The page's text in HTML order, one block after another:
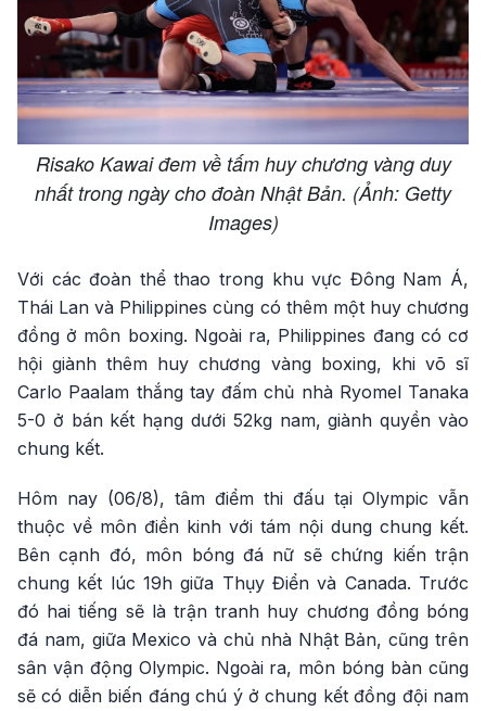
Risako Kawai đem về tấm huy chương vàng duy
nhất trong ngày cho đoàn Nhật Bản. (Ảnh: Getty
Images)
Với các đoàn thể thao trong khu vực Đông Nam Á,
Thái Lan và Philippines cùng có thêm một huy chương
đồng ở môn boxing. Ngoài ra, Philippines đang có cơ
hội giành thêm huy chương vàng boxing, khi võ sĩ
Carlo Paalam thắng tay đấm chủ nhà Ryomel Tanaka
5-0 ở bán kết hạng dưới 52kg nam, giành quyền vào
chung kết.
Hôm nay (06/8), tâm điểm thi đấu tại Olympic vẫn
thuộc về môn điền kinh với tám nội dung chung kết.
Bên cạnh đó, môn bóng đá nữ sẽ chứng kiến trận
chung kết lúc 19h giữa Thụy Điển và Canada. Trước
đó hai tiếng sẽ là trận tranh huy chương đồng bóng
đá nam, giữa Mexico và chủ nhà Nhật Bản, cũng trên
sân vận động Olympic. Ngoài ra, môn bóng bàn cũng
sẽ có diễn biến đáng chú ý ở chung kết đồng đội nam